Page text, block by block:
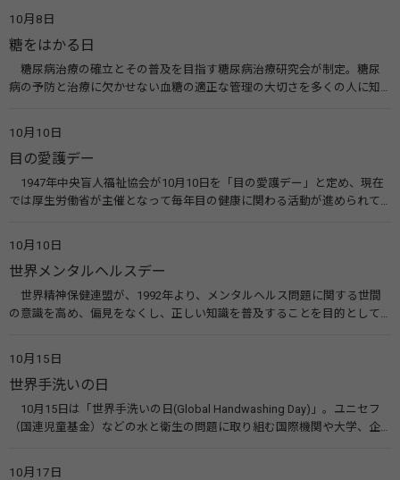
10月8日
糖をはかる日
糖尿病治療の確立とその普及を目指す糖尿病治療研究会が制定。糖尿
病の予防と治療に欠かせない血糖の適正な管理の大切さを多くの人に知
療研究会） 糖尿病ネットワーク
10月10日
目の愛護デー
1947年中央盲人福祉協会が10月10日を「目の愛護デー」と定め、現在
では厚生労働省が主催となって毎年目の健康に関わる活動が進められて
会）
10月10日
世界メンタルヘルスデー
世界精神保健連盟が、1992年より、メンタルヘルス問題に関する世間
の意識を高め、偏見をなくし、正しい知識を普及することを目的として、
す。 関連リンク 世界メンタルヘルスデー（厚生労働省） 働く人のメンタ
ルヘルス・ポータルサイト「こころの耳」（厚生労働省）
10月15日
世界手洗いの日
10月15日は「世界手洗いの日(Global Handwashing Day)」。ユニセフ
（国連児童基金）などの水と衛生の問題に取り組む国際機関や大学、企
10月17日